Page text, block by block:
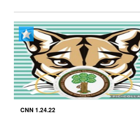
CNN 1.24.22